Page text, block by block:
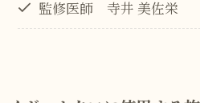
監修医師 寺井 美佐栄